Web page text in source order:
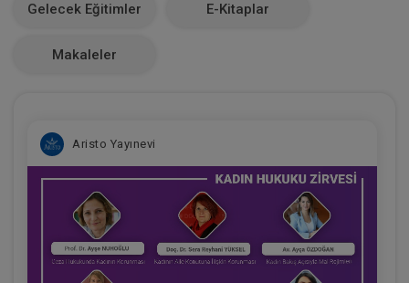
0
Gelecek Eğitimler E-Kitaplar
Makaleler
Aristo Yayınevi